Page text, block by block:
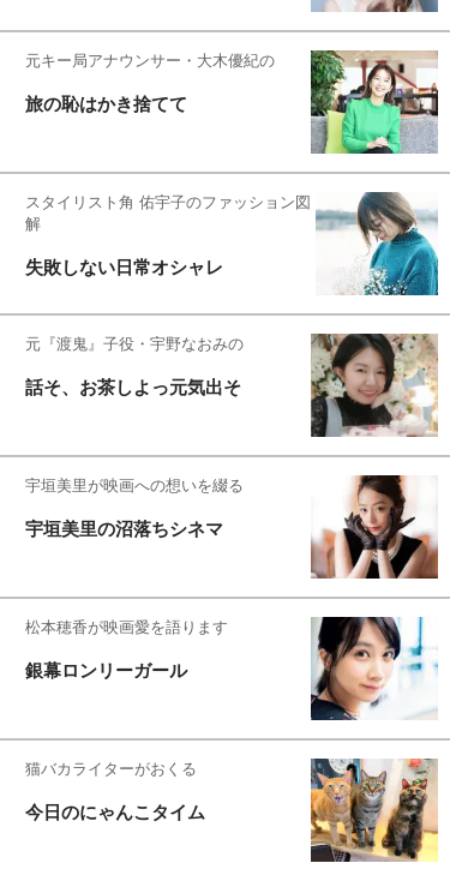
元キー局アナウンサー・大木優紀の
旅の恥はかき捨てて
スタイリスト角 佑宇子のファッション図
解
失敗しない日常オシャレ
元『渡鬼』子役・宇野なおみの
話そ、お茶しよっ元気出そ
宇垣美里が映画への想いを綴る
宇垣美里の沼落ちシネマ
松本穂香が映画愛を語ります
銀幕ロンリーガール
猫バカライターがおくる
今日のにゃんこタイム